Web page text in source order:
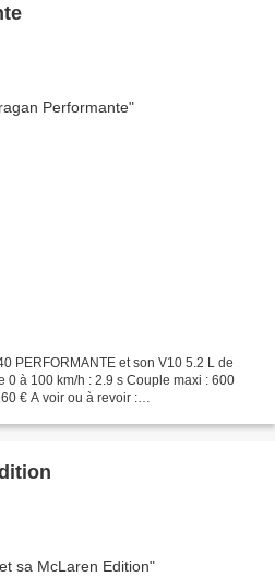
PERFORMANTE et son V10 5.2 L de
0 à 100 km/h : 2.9 s Couple maxi : 600
€ A voir ou à revoir :